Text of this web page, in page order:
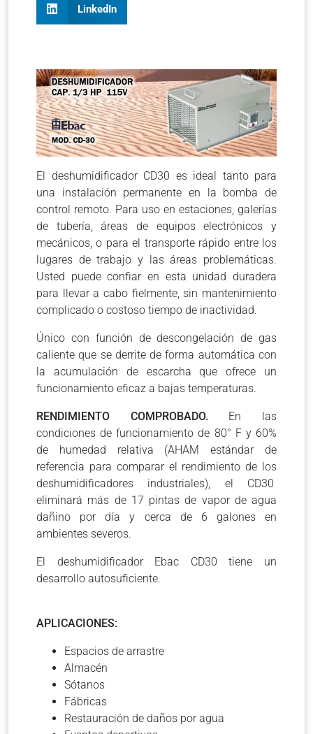
LinkedIn
El deshumidificador CD30 es ideal tanto para
una instalación permanente en la bomba de
control remoto. Para uso en estaciones, galerías
de tubería, áreas de equipos electrónicos y
mecánicos, o para el transporte rápido entre los
lugares de trabajo y las áreas problemáticas.
Usted puede confiar en esta unidad duradera
para llevar a cabo fielmente, sin mantenimiento
complicado o costoso tiempo de inactividad.
Único con función de descongelación de gas
caliente que se derrite de forma automática con
la acumulación de escarcha que ofrece un
funcionamiento eficaz a bajas temperaturas.
RENDIMIENTO COMPROBADO.En las
condiciones de funcionamiento de 80° F y 60%
de humedad relativa (AHAM estándar de
referencia para comparar el rendimiento de los
deshumidificadores industriales), el CD30
eliminará más de 17 pintas de vapor de agua
dañino por día y cerca de 6 galones en
ambientes severos.
El deshumidificador Ebac CD30 tiene un
desarrollo autosuficiente.
APLICACIONES:
Espacios de arrastre
Almacén
Sótanos
Fábricas
Restauración de daños por agua